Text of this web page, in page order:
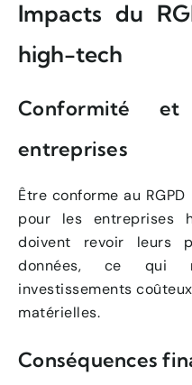
Impacts du
high-tech
Conformité
entreprises
Être conforme au
pour les entreprises
doivent revoir leurs
données, ce qui
investissements
matérielles.
Conséquences